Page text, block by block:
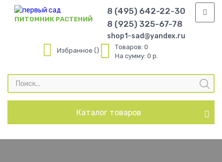
ПИТОМНИК РАСТЕНИЙ
8 (495) 642-22-30
8 (925) 325-67-78
shop1-sad@yandex.ru
Избранное Товаров: 0
На сумму: 0 р.
Поиск
товаров
Каталог товаров